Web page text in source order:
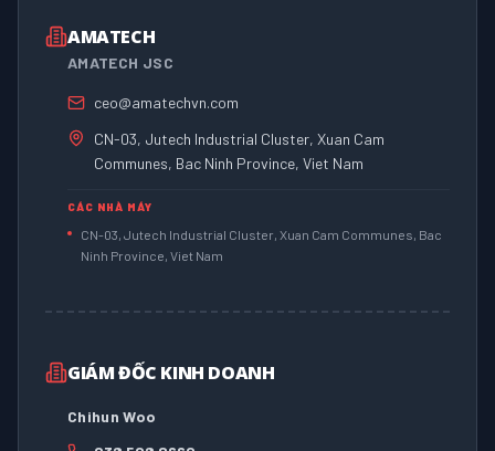
AMATECH
AMATECH JSC
ceo@amatechvn.com
CN-03, Jutech Industrial Cluster, Xuan Cam
Communes, Bac Ninh Province, Viet Nam
CÁC NHÀ MÁY
CN-03, Jutech Industrial Cluster, Xuan Cam Communes, Bac
Ninh Province, Viet Nam
GIÁM ĐỐC KINH DOANH
Chihun Woo